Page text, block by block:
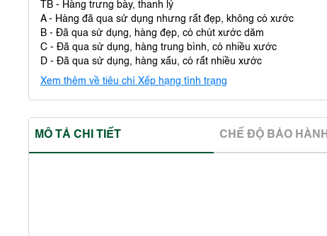
TB - Hàng trưng bày, thanh lý
A - Hàng đã qua sử dụng nhưng rất đẹp, không có xước
B - Đã qua sử dụng, hàng đẹp, có chút xước dăm
C - Đã qua sử dụng, hàng trung bình, có nhiều xước
D - Đã qua sử dụng, hàng xấu, có rất nhiều xước
Xem thêm về tiêu chí Xếp hạng tình trạng
MÔ TẢ CHI TIẾT CHẾ ĐỘ BẢO HÀNH